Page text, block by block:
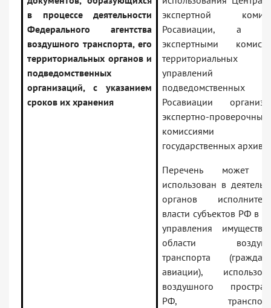
в процессе деятельности
Федерального агентства
воздушного транспорта, его
территориальных органов и
подведомственных
организаций, с указанием
сроков их хранения
экспертной
Росавиации, а
экспертными
территориальных
подведомственных
Росавиации
экспертно-
комиссиями
государственных
Перечень может
использован в
органов
власти субъектов РФ в
управления
области
транспорта
авиации),
воздушного
РФ,